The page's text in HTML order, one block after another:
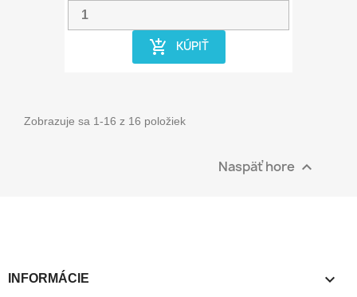
add_shopping_cart KÚPIŤ
Zobrazuje sa 1-16 z 16 položiek
Naspäť hore 
INFORMÁCIE 